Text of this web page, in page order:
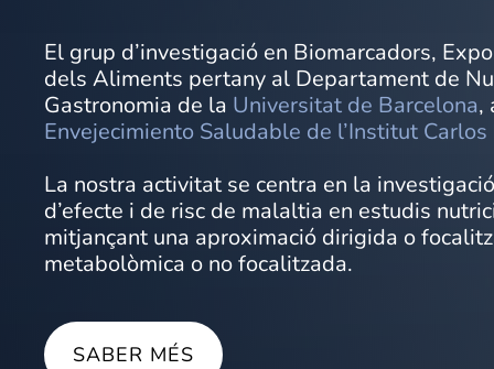
El grup d’investigació en Biomarcadors,
dels Aliments pertany al Departament de
Gastronomia de la Universitat de Barcelona,
Envejecimiento Saludable de l’Institut Carlos
La nostra activitat se centra en la
d’efecte i de risc de malaltia en estudis
mitjançant una aproximació dirigida o
metabolòmica o no focalitzada.
SABER MÉS